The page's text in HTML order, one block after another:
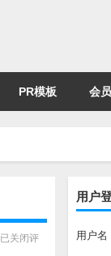
PR模板 会
用户
用户名
已关闭评